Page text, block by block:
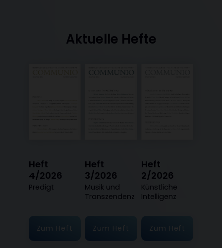
Aktuelle Hefte
Heft
4/2026
:
Predigt
Zum Heft
Heft
3/2026
:
Musik und
Transzendenz
Zum Heft
Heft
2/2026
:
Künstliche
Intelligenz
Zum Heft